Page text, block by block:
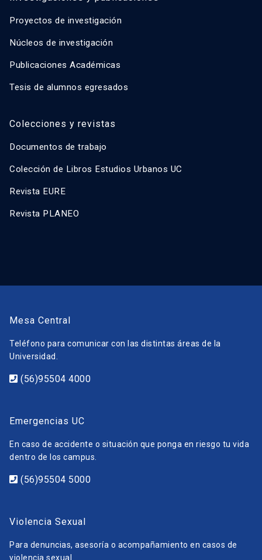
Proyectos de investigación
Núcleos de investigación
Publicaciones Académicas
Tesis de alumnos egresados
Colecciones y revistas
Documentos de trabajo
Colección de Libros Estudios Urbanos UC
Revista EURE
Revista PLANEO
Mesa Central
Teléfono para comunicar con las distintas áreas de la
Universidad.
(56)95504 4000
Emergencias UC
En caso de accidente o situación que ponga en riesgo tu vida
dentro de los campus.
(56)95504 5000
Violencia Sexual
Para denuncias, asesoría o acompañamiento en casos de
violencia sexual.